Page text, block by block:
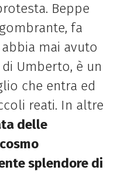
Beppe
fa
mai avuto
Umberto, è un
che entra ed
reati. In altre
delle
splendore di